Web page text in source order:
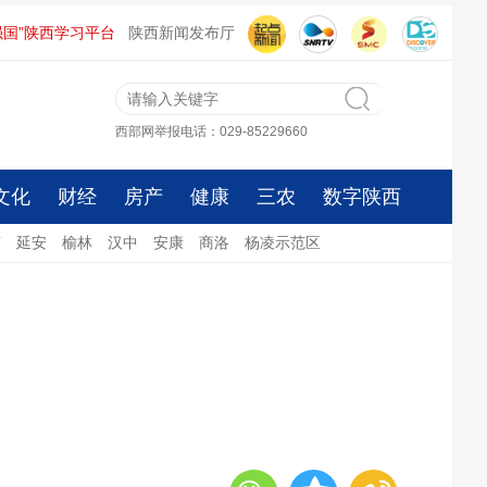
国”陕西学习平台 陕西新闻发布厅
西部网举报电话：029-85229660
化 财经 房产 健康 三农 数字陕西
延安 榆林 汉中 安康 商洛 杨凌示范区